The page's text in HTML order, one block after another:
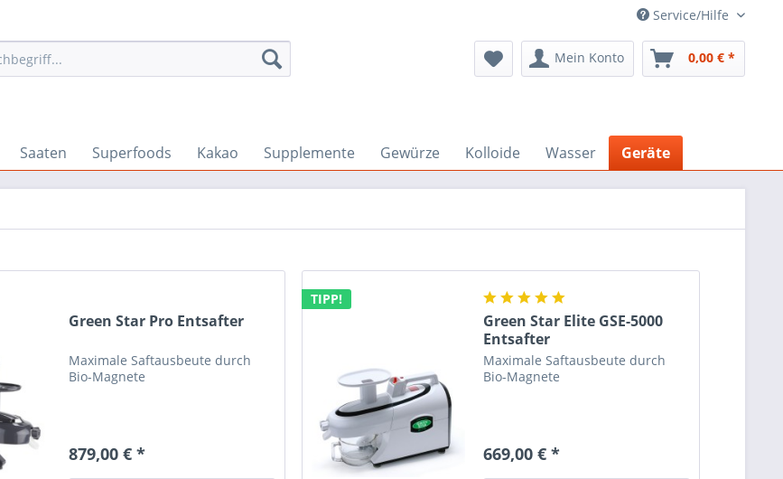
Service/Hilfe
Mein Konto 0,00 € *
Saaten Superfoods Kakao Supplemente Gewürze Kolloide Wasser Geräte
Green Star Pro Entsafter
Maximale Saftausbeute durch
Bio-Magnete
879,00 € *
TIPP!
Green Star Elite GSE-5000
Entsafter
Maximale Saftausbeute durch
Bio-Magnete
669,00 € *